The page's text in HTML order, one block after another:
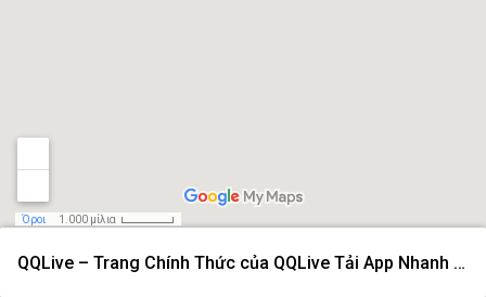
QQLive – Trang Chính Thức của QQLive Tải App Nhanh 2026
Όροι 1.000 μίλια